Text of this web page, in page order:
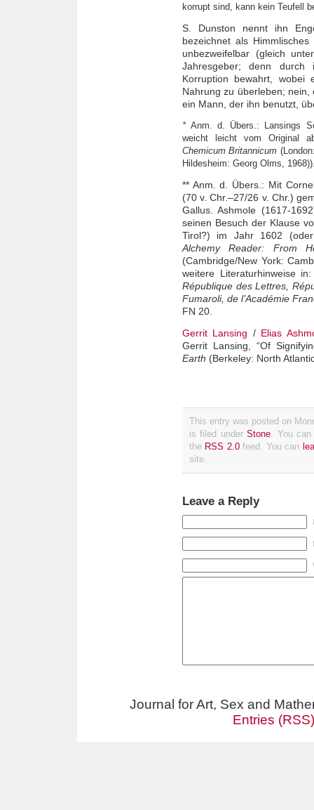
korrupt sind, kann kein Teufell
S. Dunston nennt ihn
bezeichnet als
unbezweifelbar (gleich
Jahresgeber; denn
Korruption bewahrt,
Nahrung zu überleben;
ein Mann, der ihn benutzt,
*Anm. d. Übers.: Lansings
weicht leicht vom Original
Chemicum Britannicum
Hildesheim: Georg Olms,
** Anm. d. Übers.: Mit
(70 v. Chr.–27/26 v. Chr.)
Gallus. Ashmole (1617-
seinen Besuch der Klause
Tirol?) im Jahr 1602
Alchemy Reader: From
(Cambridge/New York:
weitere Literaturhinweise
République des Lettres,
Fumaroli, de l’Académie
FN 20.
Gerrit Lansing / Elias
Gerrit Lansing, “Of
Earth (Berkeley: North
This entry was posted on
is filed underStone . You
the RSS 2.0feed. You can
site.
Leave a Reply
Journal for Art, Sex and
Entries (RSS)